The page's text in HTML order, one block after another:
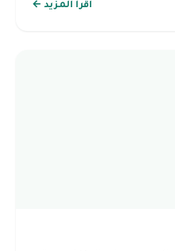
اقرأ المزيد ←